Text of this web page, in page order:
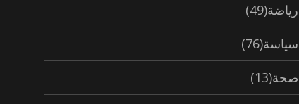
رياضة(49)
سياسة(76)
صحة(13)